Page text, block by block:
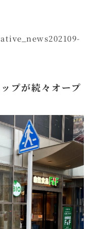
プが続々オープ